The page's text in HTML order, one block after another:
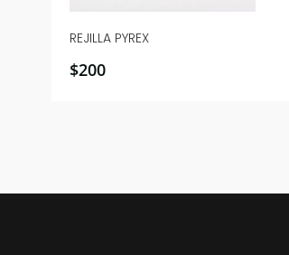
REJILLA PYREX
$200